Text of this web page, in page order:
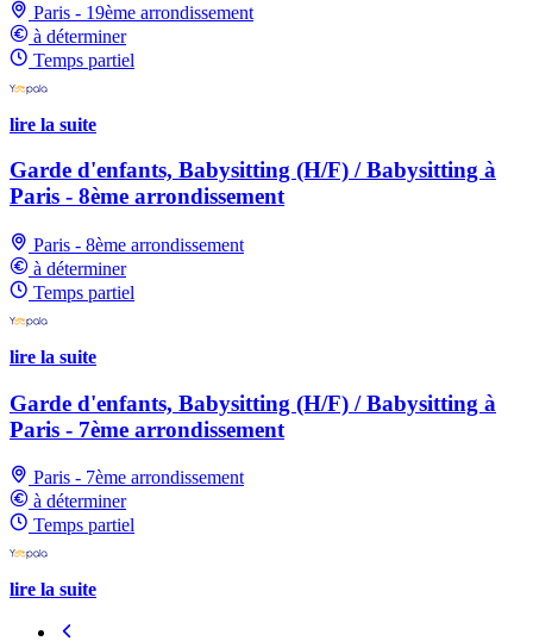
Paris - 19ème arrondissement
à déterminer
Temps partiel
lire la suite
Garde d'enfants, Babysitting (H/F) / Babysitting à
Paris - 8ème arrondissement
Paris - 8ème arrondissement
à déterminer
Temps partiel
lire la suite
Garde d'enfants, Babysitting (H/F) / Babysitting à
Paris - 7ème arrondissement
Paris - 7ème arrondissement
à déterminer
Temps partiel
lire la suite